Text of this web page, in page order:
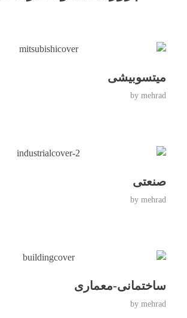
میتسوبیشی
by mehrad
صنعتی
by mehrad
ساختمانی-معماری
by mehrad